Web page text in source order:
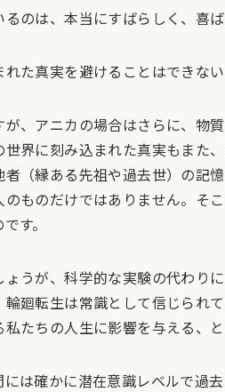
のは、本当にすばらしく、喜ば
た真実を避けることはできない
、アニカの場合はさらに、物
界に刻み込まれた真実もまた
（縁ある先祖や過去世）の記
ものだけではありません。そ
す。
うが、科学的な実験の代わり
廻転生は常識として信じられ
たちの人生に影響を与える、
は確かに潜在意識レベルで過